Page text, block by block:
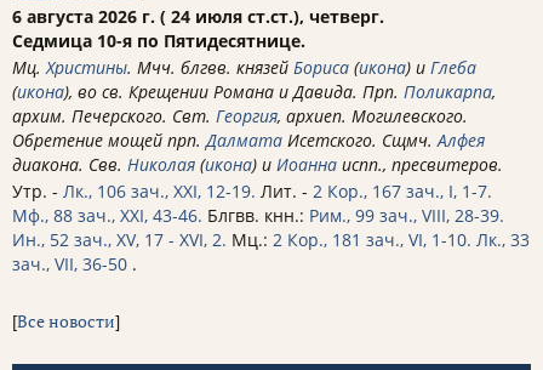
6 августа 2026 г. ( 24 июля ст.ст.), четверг.
Седмица 10-я по Пятидесятнице.
Мц. Христины. Мчч. блгвв. князей Бориса (икона) и Глеба
(икона), во св. Крещении Романа и Давида. Прп. Поликарпа,
архим. Печерского. Свт. Георгия, архиеп. Могилевского.
Обретение мощей прп. Далмата Исетского. Сщмч. Алфея
диакона. Свв. Николая (икона) и Иоанна испп., пресвитеров.
Утр. - Лк., 106 зач., XXI, 12-19. Лит. - 2 Кор., 167 зач., I, 1-7.
Мф., 88 зач., XXI, 43-46. Блгвв. кнн.: Рим., 99 зач., VIII, 28-39.
Ин., 52 зач., XV, 17 - XVI, 2. Мц.: 2 Кор., 181 зач., VI, 1-10. Лк., 33
зач., VII, 36-50 .
[Все новости]